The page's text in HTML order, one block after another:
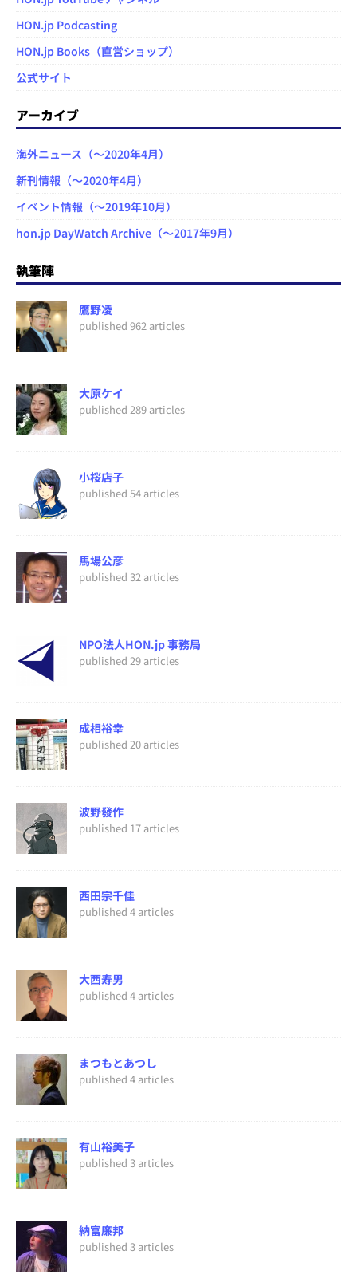
HON.jp Podcasting
HON.jp Books（直営ショップ）
公式サイト
アーカイブ
海外ニュース（～2020年4月）
新刊情報（～2020年4月）
イベント情報（～2019年10月）
hon.jp DayWatch Archive（～2017年9月）
執筆陣
鷹野凌
published 962 articles
大原ケイ
published 289 articles
小桜店子
published 54 articles
馬場公彦
published 32 articles
NPO法人HON.jp 事務局
published 29 articles
成相裕幸
published 20 articles
波野發作
published 17 articles
西田宗千佳
published 4 articles
大西寿男
published 4 articles
まつもとあつし
published 4 articles
有山裕美子
published 3 articles
納富廉邦
published 3 articles